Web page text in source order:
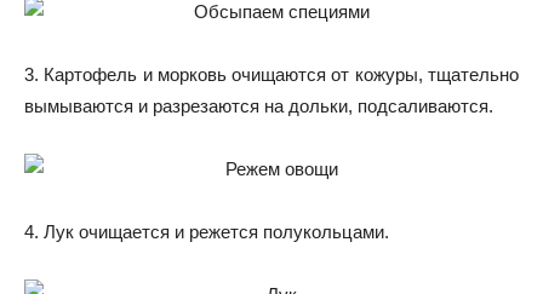
3. Картофель и морковь очищаются от кожуры, тщательно
вымываются и разрезаются на дольки, подсаливаются.
4. Лук очищается и режется полукольцами.